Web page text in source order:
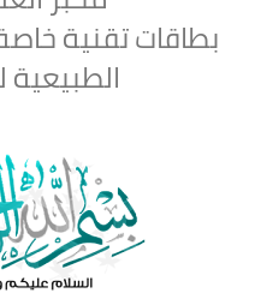
بطاقات تقنية
الطبيعية